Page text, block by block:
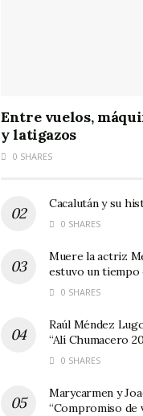
Entre vuelos,
y latigazos
0 SHARES
Cacalután y su
0 SHARES
Muere la actriz
estuvo un tiempo
0 SHARES
Raúl Méndez
“Alí Chumacero
0 SHARES
Marycarmen y
“Compromiso de